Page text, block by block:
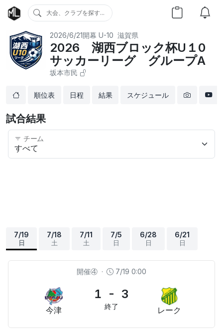
大会、クラブを探す...
2026/6/21開幕 U-10 滋賀県
2026 湖西ブロック杯U１0
サッカーリーグ グループA
坂本市民
順位表 日程 結果 スケジュール
試合結果
チーム
7/19
日
7/18
土
7/11
土
7/5
日
6/28
日
6/21
日
開催④ · 7/19 0:00
今津
1 - 3
終了 レーク